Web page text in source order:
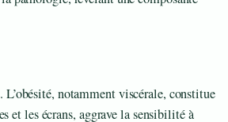
notamment viscérale, constitue
et les écrans, aggrave la sensibilité à